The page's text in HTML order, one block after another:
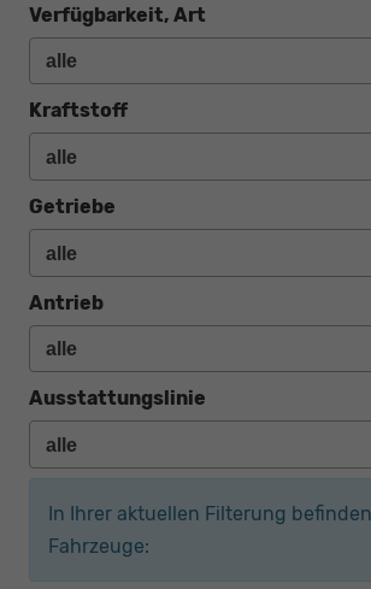
Verfügbarkeit, Art
Kraftstoff
Getriebe
Antrieb
Ausstattungslinie
In Ihrer aktuellen Filterung
Fahrzeuge: